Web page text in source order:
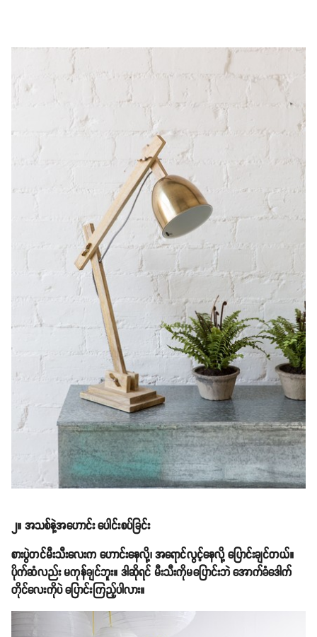
၂။ အသစ်နဲ့အဟောင်း ပေါင်းစပ်ခြင်း
စားပွဲတင်မီးသီးလေးက ဟောင်းနေလို့၊ အရောင်လွင့်နေလို့ ပြောင်းချင်တယ်။
ပိုက်ဆံလည်း မကုန်ချင်ဘူး။ ဒါဆိုရင် မီးသီးကိုမပြောင်းဘဲ အောက်ခံဒေါက်
တိုင်လေးကိုပဲ ပြောင်းကြည့်ပါလား။